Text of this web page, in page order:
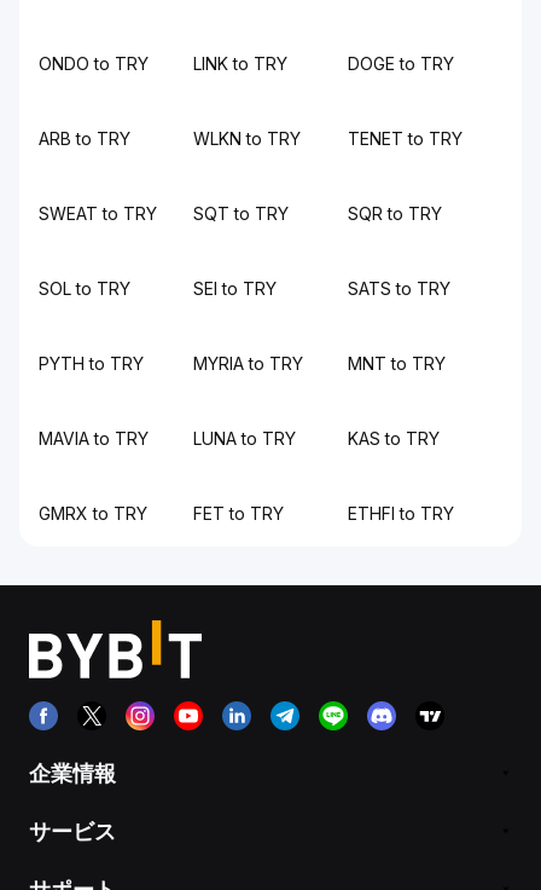
ONDO to TRY LINK to TRY DOGE to TRY
ARB to TRY WLKN to TRY TENET to TRY
SWEAT to TRY SQT to TRY SQR to TRY
SOL to TRY SEI to TRY SATS to TRY
PYTH to TRY MYRIA to TRY MNT to TRY
MAVIA to TRY LUNA to TRY KAS to TRY
GMRX to TRY FET to TRY ETHFI to TRY
企業情報
サービス